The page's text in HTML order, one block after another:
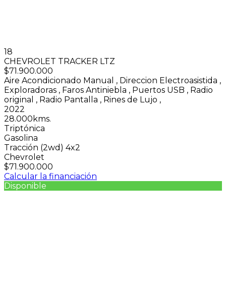
18
CHEVROLET TRACKER LTZ
$71.900.000
Aire Acondicionado Manual , Direccion Electroasistida ,
Exploradoras , Faros Antiniebla , Puertos USB , Radio
original , Radio Pantalla , Rines de Lujo ,
2022
28.000kms.
Triptónica
Gasolina
Tracción (2wd) 4x2
Chevrolet
$71.900.000
Calcular la financiación
Disponible